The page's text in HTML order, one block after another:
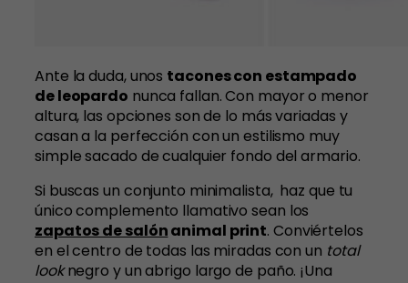
Ante la duda, unos tacones con estampado
de leopardo nunca fallan. Con mayor o menor
altura, las opciones son de lo más variadas y
casan a la perfección con un estilismo muy
simple sacado de cualquier fondo del armario.
Si buscas un conjunto minimalista, haz que tu
único complemento llamativo sean los
zapatos de salónanimal print. Conviértelos
en el centro de todas las miradas con un total
looknegro y un abrigo largo de paño. ¡Una